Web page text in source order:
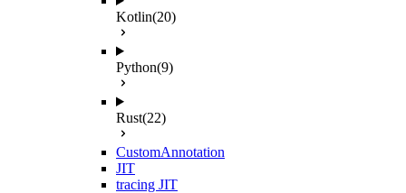
Kotlin(20)
Python(9)
Rust(22)
CustomAnnotation
JIT
tracing JIT